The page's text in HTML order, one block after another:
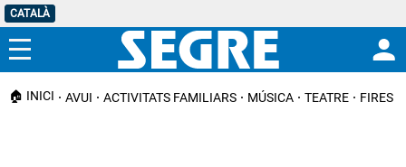
CATALÀ
Menú
🏠 INICI AVUI ACTIVITATS FAMILIARS MÚSICA TEATRE FIRES I